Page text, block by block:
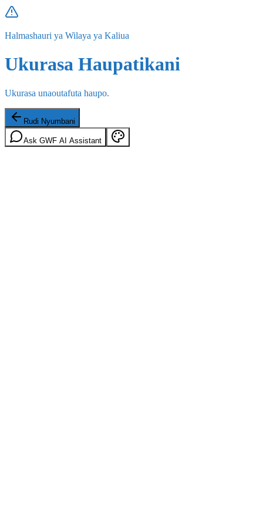
Halmashauri ya Wilaya ya Kaliua
Ukurasa Haupatikani
Ukurasa unaoutafuta haupo.
Rudi Nyumbani
Ask GWF AI Assistant